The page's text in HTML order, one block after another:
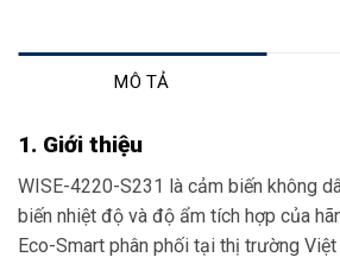
MÔ TẢ
1. Giới thiệu
WISE-4220-S231 là cảm biến không
biến nhiệt độ và độ ẩm tích hợp của
Eco-Smart phân phối tại thị trường Việt